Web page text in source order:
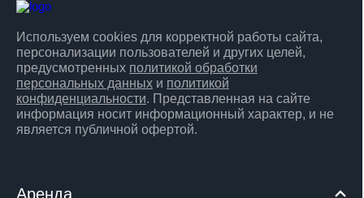
Используем cookies для корректной работы сайта,
персонализации пользователей и других целей,
предусмотренных политикой обработки
персональных данных и политикой
конфиденциальности. Представленная на сайте
информация носит информационный характер, и не
является публичной офертой.
Аренда